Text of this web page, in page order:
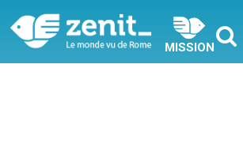
MISSION